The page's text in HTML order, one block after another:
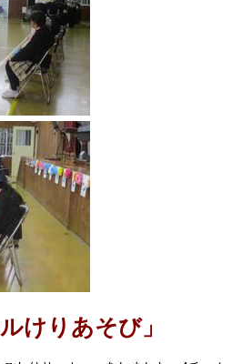
けりあそび」